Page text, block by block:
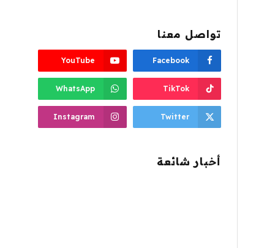
تواصل معنا
Facebook
YouTube
TikTok
WhatsApp
Twitter
Instagram
أخبار شائعة